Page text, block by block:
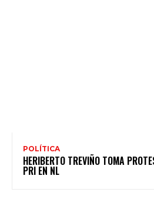
POLÍTICA
HERIBERTO TREVIÑO TOMA
PRI EN NL